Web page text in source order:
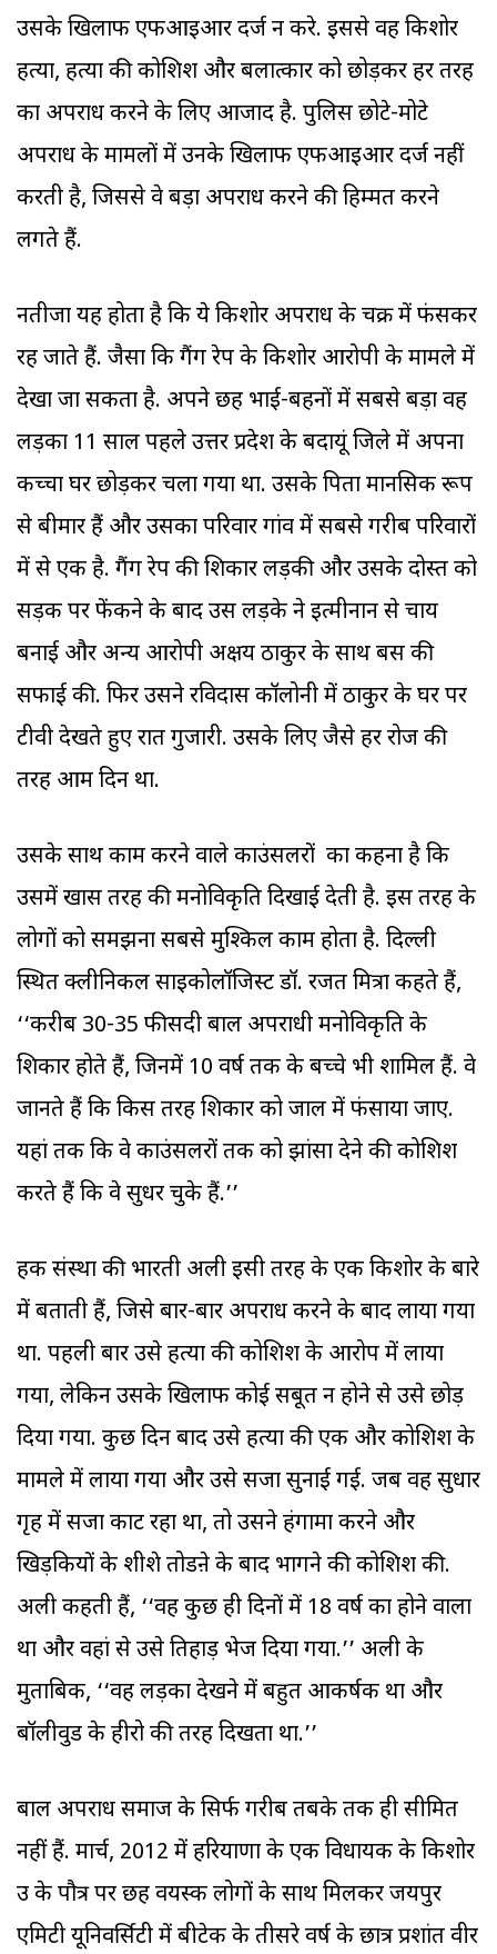
उसके खिलाफ एफआइआर दर्ज न करे. इससे वह किशोर
हत्या, हत्या की कोशिश और बलात्कार को छोड़कर हर तरह
का अपराध करने के लिए आजाद है. पुलिस छोटे-मोटे
अपराध के मामलों में उनके खिलाफ एफआइआर दर्ज नहीं
करती है, जिससे वे बड़ा अपराध करने की हिम्मत करने
लगते हैं.
नतीजा यह होता है कि ये किशोर अपराध के चक्र में फंसकर
रह जाते हैं. जैसा कि गैंग रेप के किशोर आरोपी के मामले में
देखा जा सकता है. अपने छह भाई-बहनों में सबसे बड़ा वह
लड़का 11 साल पहले उत्तर प्रदेश के बदायूं जिले में अपना
कच्चा घर छोड़कर चला गया था. उसके पिता मानसिक रूप
से बीमार हैं और उसका परिवार गांव में सबसे गरीब परिवारों
में से एक है. गैंग रेप की शिकार लड़की और उसके दोस्त को
सड़क पर फेंकने के बाद उस लड़के ने इत्मीनान से चाय
बनाई और अन्य आरोपी अक्षय ठाकुर के साथ बस की
सफाई की. फिर उसने रविदास कॉलोनी में ठाकुर के घर पर
टीवी देखते हुए रात गुजारी. उसके लिए जैसे हर रोज की
तरह आम दिन था.
उसके साथ काम करने वाले काउंसलरों का कहना है कि
उसमें खास तरह की मनोविकृति दिखाई देती है. इस तरह के
लोगों को समझना सबसे मुश्किल काम होता है. दिल्ली
स्थित क्लीनिकल साइकोलॉजिस्ट डॉ. रजत मित्रा कहते हैं,
‘‘करीब 30-35 फीसदी बाल अपराधी मनोविकृति के
शिकार होते हैं, जिनमें 10 वर्ष तक के बच्चे भी शामिल हैं. वे
जानते हैं कि किस तरह शिकार को जाल में फंसाया जाए.
यहां तक कि वे काउंसलरों तक को झांसा देने की कोशिश
करते हैं कि वे सुधर चुके हैं.’’
हक संस्था की भारती अली इसी तरह के एक किशोर के बारे
में बताती हैं, जिसे बार-बार अपराध करने के बाद लाया गया
था. पहली बार उसे हत्या की कोशिश के आरोप में लाया
गया, लेकिन उसके खिलाफ कोई सबूत न होने से उसे छोड़
दिया गया. कुछ दिन बाद उसे हत्या की एक और कोशिश के
मामले में लाया गया और उसे सजा सुनाई गई. जब वह सुधार
गृह में सजा काट रहा था, तो उसने हंगामा करने और
खिड़कियों के शीशे तोडऩे के बाद भागने की कोशिश की.
अली कहती हैं, ‘‘वह कुछ ही दिनों में 18 वर्ष का होने वाला
था और वहां से उसे तिहाड़ भेज दिया गया.’’ अली के
मुताबिक, ‘‘वह लड़का देखने में बहुत आकर्षक था और
बॉलीवुड के हीरो की तरह दिखता था.’’
बाल अपराध समाज के सिर्फ गरीब तबके तक ही सीमित
नहीं हैं. मार्च, 2012 में हरियाणा के एक विधायक के किशोर
उम्र के पौत्र पर छह वयस्क लोगों के साथ मिलकर जयपुर
एमिटी यूनिवर्सिटी में बीटेक के तीसरे वर्ष के छात्र प्रशांत वीर